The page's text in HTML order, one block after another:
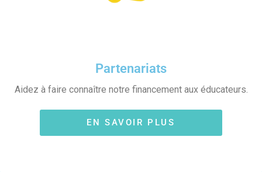
Partenariats
Aidez à faire connaître notre financement aux éducateurs.
EN SAVOIR PLUS